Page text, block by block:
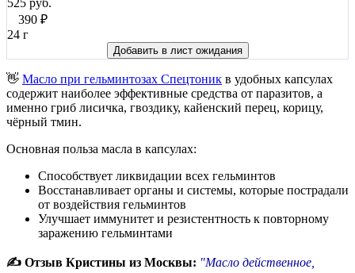
390 ₽
24 г
Добавить в лист ожидания
👋 Масло при гельминтозах Спецтоник в удобных капсулах
содержит наиболее эффективные средства от паразитов, а
именно гриб лисичка, гвоздику, кайенский перец, корицу,
чёрный тмин.
Основная польза масла в капсулах:
Способствует ликвидации всех гельминтов
Восстанавливает органы и системы, которые пострадали
от воздействия гельминтов
Улучшает иммунитет и резистентность к повторному
заражению гельминтами
✍ Отзыв Кристины из Москвы: "Масло действенное,